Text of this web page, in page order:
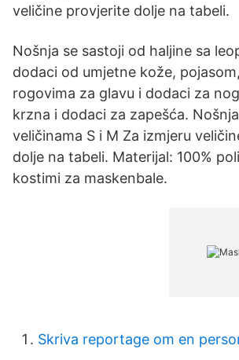
veličine provjerite dolje na tabeli.
Nošnja se sastoji od haljine sa
dodaci od umjetne kože,
rogovima za glavu i dodaci za
krzna i dodaci za zapešća.
veličinama S i M Za izmjeru
dolje na tabeli. Materijal: 100%
kostimi za maskenbale.
Skriva reportage om en